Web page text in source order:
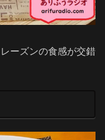
ーズンの食感が交錯